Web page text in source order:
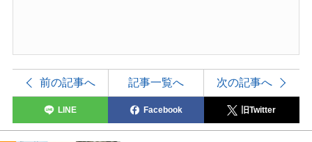
前の記事へ 記事一覧へ 次の記事へ
LINE Facebook 旧Twitter